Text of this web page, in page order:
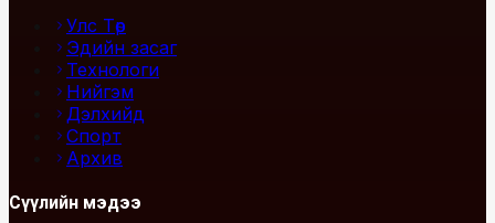
Улс Төр
Эдийн засаг
Технологи
Нийгэм
Дэлхийд
Спорт
Архив
Сүүлийн мэдээ